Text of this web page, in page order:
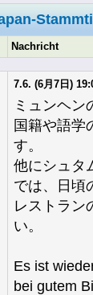
Nachricht
7.6. (6月7日)
ミュンヘン
国籍や語学
す。
他にシュタ
では、日頃
レストラン
い。
Es ist
bei gutem